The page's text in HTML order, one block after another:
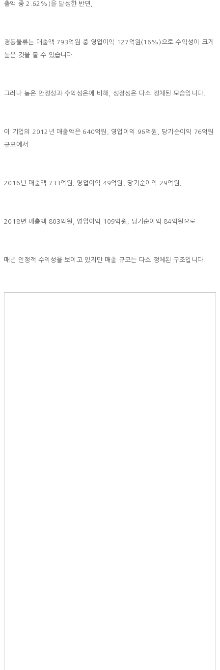
출액 중 2.62%)을 달성한 반면,
경동물류는 매출액 793억원 중 영업이익 127억원(16%)으로 수익성이 크게
높은 것을 볼 수 있습니다.
그러나 높은 안정성과 수익성은에 비해, 성장성은 다소 정체된 모습입니다.
이 기업의 2012년 매출액은 640억원, 영업이익 96억원, 당기순이익 76억원
규모에서
2016년 매출액 733억원, 영업이익 49억원, 당기순이익 29억원,
2018년 매출액 803억원, 영업이익 109억원, 당기순이익 84억원으로
매년 안정적 수익성을 보이고 있지만 매출 규모는 다소 정체된 구조입니다.